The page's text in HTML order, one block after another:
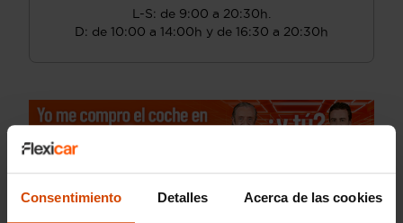
Consentimiento Detalles Acerca de las cookies
L-S: de 9:00 a 20:30h.
D: de 10:00 a 14:00h y de 16:30 a 20:30h